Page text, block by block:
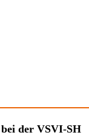
der VSVI-SH